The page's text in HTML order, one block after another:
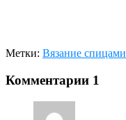
Метки: Вязание спицами
Комментарии 1